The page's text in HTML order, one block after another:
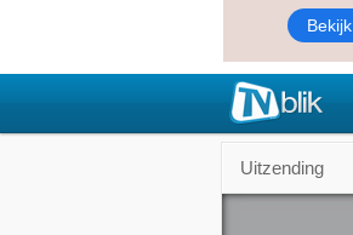
Uitzending